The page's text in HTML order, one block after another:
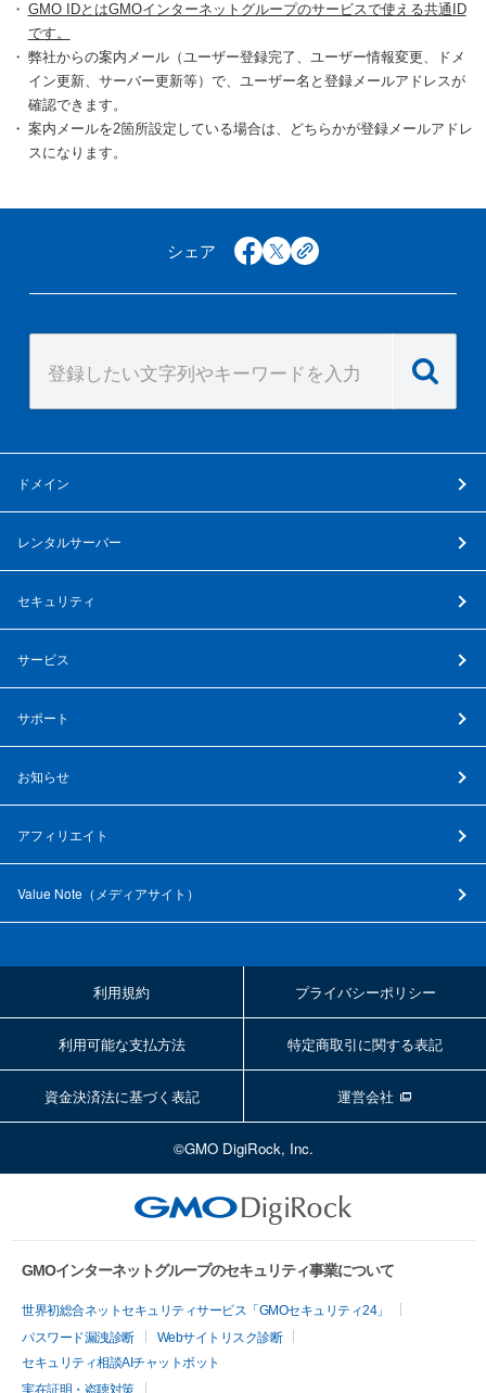
GMO IDとはGMOインターネットグループのサービスで使える共通ID
です。
弊社からの案内メール（ユーザー登録完了、ユーザー情報変更、ドメ
イン更新、サーバー更新等）で、ユーザー名と登録メールアドレスが
確認できます。
案内メールを2箇所設定している場合は、どちらかが登録メールアドレ
スになります。
シェア facebook
x copy
ドメイン
レンタルサーバー
セキュリティ
サービス
サポート
お知らせ
アフィリエイト
Value Note（ メディアサイト ）
利用規約 プライバシーポリシー
利用可能な支払方法 特定商取引に関する表記
資金決済法に基づく表記 運営会社
©GMO DigiRock, Inc.
GMOインターネットグループのセキュリティ事業について
世界初総合ネットセキュリティサービス「GMOセキュリティ24」
パスワード漏洩診断
Webサイトリスク診断
セキュリティ相談AIチャットボット
実在証明・盗聴対策